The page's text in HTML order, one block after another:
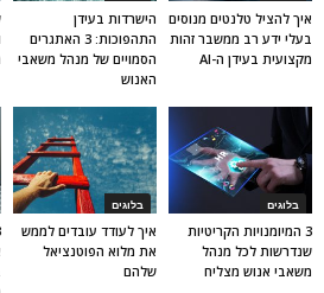
הישרדות בעידן
התהפוכות: 3 האתגרים
הסמויים של מנהל משאבי
האנוש
איך להציל טלנטים מנוסים
בעלי ידע רב ממשבר זהות
מקצועית בעידן ה-AI
בלוגים
איך לעודד עובדים לממש
את מלוא הפוטנציאל
שלהם
בלוגים
3 המיומנויות הקריטיות
שנדרשות לכל מנהל
משאבי אנוש מצליח